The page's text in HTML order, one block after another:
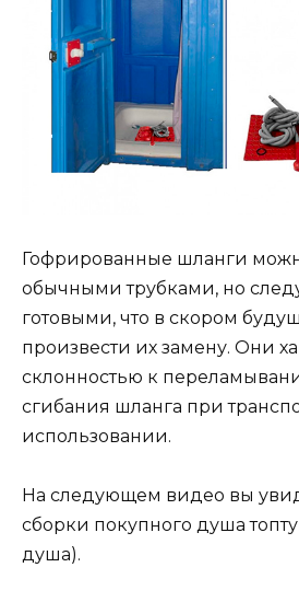
Гофрированные шланги
обычными трубками, но
готовыми, что в скором
произвести их замену. Они
склонностью к
сгибания шланга при
использовании.
На следующем видео вы
сборки покупного душа
душа).